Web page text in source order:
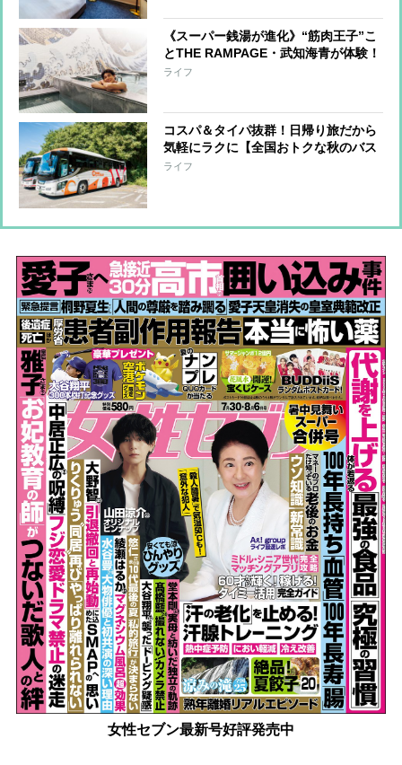
《スーパー銭湯が進化》“筋肉王子”こ
とTHE RAMPAGE・武知海青が体験！
「絶景＆美食」「都会のオアシス」な
ライフ
コスパ＆タイパ抜群！日帰り旅だから
気軽にラクに【全国おトクな秋のバス
ツアー】を一挙紹介！グルメ・紅葉・
ライフ
女性セブン最新号好評発売中